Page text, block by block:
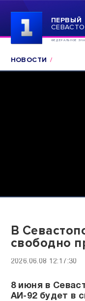
ПЕРВЫЙ
ФЕДЕРАЛЬНОЕ
НОВОСТИ
В
свободно
2026.06.08 12:17:30
8 июня в
АИ-92 будет в